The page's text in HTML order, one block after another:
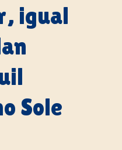
igual
Sole